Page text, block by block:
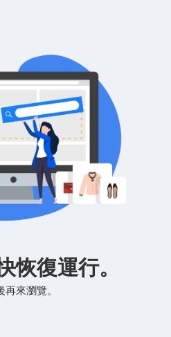
恢復運行。
再來瀏覽。